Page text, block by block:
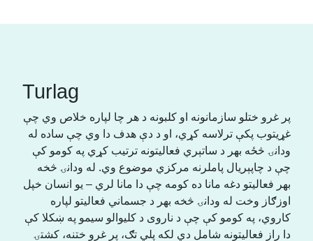
Turlag
پر غرو ختلو سازمانونه او کلبونه د هر چا لپاره خلاص وي چې
غړیتوب پکې ترلاسه کړي، او د دې هدف دا وي چې ساده له
ودانۍ څځه بهر د ساتېري فعالیتونه ترتیب کړي په کومو کې
چې د چاپېریال پاملرنه مرکزي موضوع وي. له ودانۍ څخه
بهر فعالیتو دغه مانا ده کومه چې دا مانا لري – یو انسان خپل
اوزګاز وخت له ودانۍ څخه بهر د جسماني فعالیتو لپاره
کاروي، په کومو کې چې د ناروی د کلیوالو سیمو په ښکلا کې
دا راز فعالیتونه شامل دي لکه پلي تګ، پر غرو ختنه، کشتۍ